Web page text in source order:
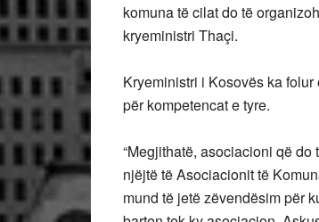
komuna të cilat do të
kryeministri Thaçi.
Kryeministri i Kosovës ka
për kompetencat e tyre.
“Megjithatë, asociacioni që
njëjtë të Asociacionit të
mund të jetë zëvendësim për